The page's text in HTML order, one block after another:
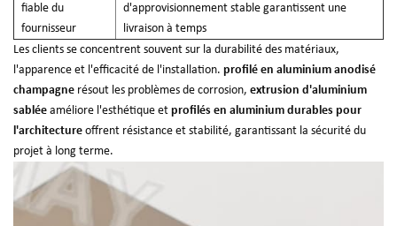
fiable du
fournisseur
d'approvisionnement stable garantissent une
livraison à temps
Les clients se concentrent souvent sur la durabilité des matériaux,
l'apparence et l'efficacité de l'installation. profilé en aluminium anodisé
champagne résout les problèmes de corrosion, extrusion d'aluminium
sablée améliore l'esthétique et profilés en aluminium durables pour
l'architecture offrent résistance et stabilité, garantissant la sécurité du
projet à long terme.